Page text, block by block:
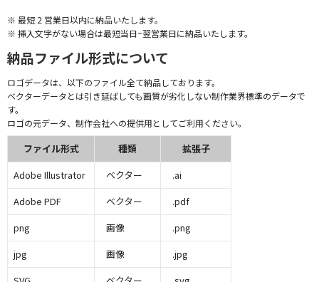
※ 最短 2 営業日以内に納品いたします。
※ 挿入文字がない場合は最短当日~翌営業日に納品いたします。
納品ファイル形式について
ロゴデータは、以下のファイル全て納品しております。
ベクターデータとは引き延ばしても画質が劣化しない制作業界標準のデータで
す。
ロゴの元データ、制作会社への提供用としてご利用ください。
ファイル形式 種類
拡張子
Adobe Illustrator
ベクター
.ai
Adobe PDF
ベクター
.pdf
png
画像
.png
jpg
画像
.jpg